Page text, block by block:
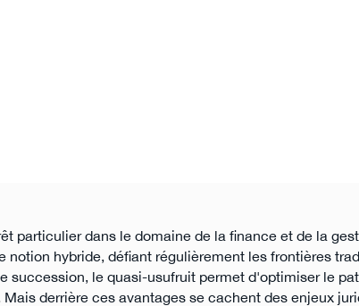
particulier dans le domaine de la finance et de la
notion hybride, défiant régulièrement les frontières
succession, le quasi-usufruit permet d'optimiser le
derrière ces avantages se cachent des enjeux